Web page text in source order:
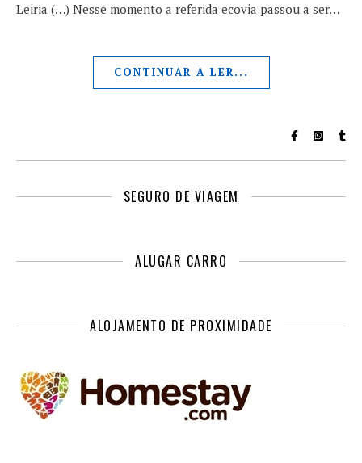
Leiria (…) Nesse momento a referida ecovia passou a ser…
CONTINUAR A LER...
SEGURO DE VIAGEM
ALUGAR CARRO
ALOJAMENTO DE PROXIMIDADE